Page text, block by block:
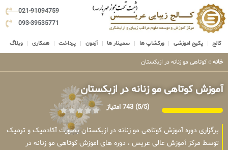
021-91094759
093-39535771
کالج پکیج اموزشی ورکشاپ ها سمینار ها آزمون پرداخت همکاری وبلاگ
خانه » کوتاهی مو زنانه در ازبکستان
آموزش کوتاهی مو زنانه در ازبکستان
(5/5) 743 امتیاز
برگزاری دوره آموزش کوتاهی مو زنانه در ازبکستان بصورت آکادمیک و ترمیک
توسط مرکز آموزش عالی عریس ، دوره های اموزش کوتاهی مو زنانه در